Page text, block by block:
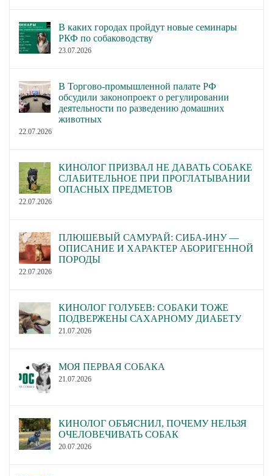
В каких городах пройдут новые семинары
РКФ по собаководству
23.07.2026
В Торгово-промышленной палате РФ
обсудили законопроект о регулировании
деятельности по разведению домашних
животных
22.07.2026
КИНОЛОГ ПРИЗВАЛ НЕ ДАВАТЬ СОБАКЕ
СЛАБИТЕЛЬНОЕ ПРИ ПРОГЛАТЫВАНИИ
ОПАСНЫХ ПРЕДМЕТОВ
22.07.2026
ПЛЮШЕВЫЙ САМУРАЙ: СИБА-ИНУ —
ОПИСАНИЕ И ХАРАКТЕР АБОРИГЕННОЙ
ПОРОДЫ
22.07.2026
КИНОЛОГ ГОЛУБЕВ: СОБАКИ ТОЖЕ
ПОДВЕРЖЕНЫ САХАРНОМУ ДИАБЕТУ
21.07.2026
МОЯ ПЕРВАЯ СОБАКА
21.07.2026
КИНОЛОГ ОБЪЯСНИЛ, ПОЧЕМУ НЕЛЬЗЯ
ОЧЕЛОВЕЧИВАТЬ СОБАК
20.07.2026